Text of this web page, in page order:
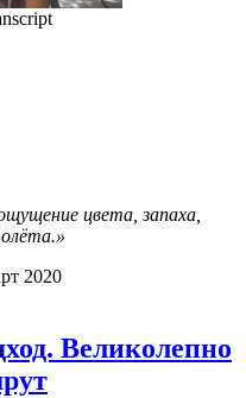
цвета, запаха,
2020
Великолепно